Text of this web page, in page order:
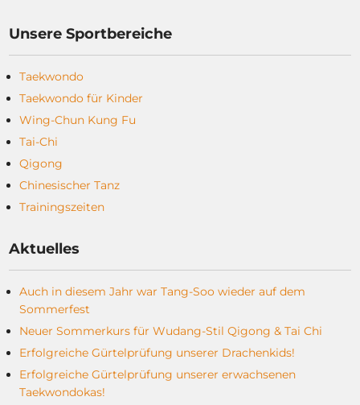
Unsere Sportbereiche
Taekwondo
Taekwondo für Kinder
Wing-Chun Kung Fu
Tai-Chi
Qigong
Chinesischer Tanz
Trainingszeiten
Aktuelles
Auch in diesem Jahr war Tang-Soo wieder auf dem
Sommerfest
Neuer Sommerkurs für Wudang-Stil Qigong & Tai Chi
Erfolgreiche Gürtelprüfung unserer Drachenkids!
Erfolgreiche Gürtelprüfung unserer erwachsenen
Taekwondokas!